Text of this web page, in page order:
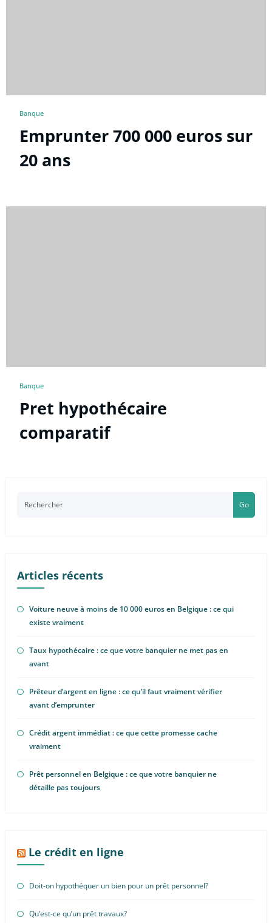
Banque
Emprunter 700 000 euros sur
20 ans
Banque
Pret hypothécaire
comparatif
Go
Articles récents
Voiture neuve à moins de 10 000 euros en Belgique : ce qui
existe vraiment
Taux hypothécaire : ce que votre banquier ne met pas en
avant
Prêteur d’argent en ligne : ce qu’il faut vraiment vérifier
avant d’emprunter
Crédit argent immédiat : ce que cette promesse cache
vraiment
Prêt personnel en Belgique : ce que votre banquier ne
détaille pas toujours
Le crédit en ligne
Doit-on hypothéquer un bien pour un prêt personnel?
Qu’est-ce qu’un prêt travaux?